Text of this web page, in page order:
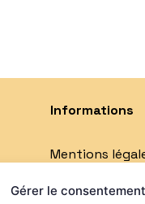
Gérer le
Informations
Mentions
Qui sommes-